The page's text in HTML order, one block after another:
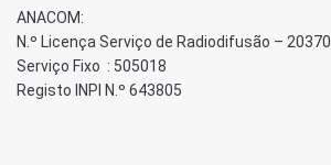
ANACOM:
N.º Licença Serviço de Radiodifusão – 20370
Serviço Fixo : 505018
Registo INPI N.º 643805